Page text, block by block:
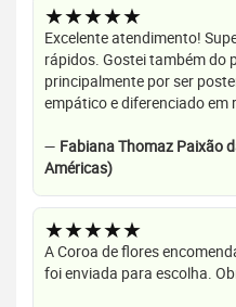
★★★★★
Excelente atendimento!
rápidos. Gostei também do
principalmente por ser
empático e diferenciado em
— Fabiana Thomaz Paixão
Américas)
★★★★★
A Coroa de flores
foi enviada para escolha.